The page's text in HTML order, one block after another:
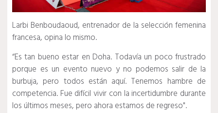
Larbi Benboudaoud, entrenador de la selección femenina
francesa, opina lo mismo.
“Es tan bueno estar en Doha. Todavía un poco frustrado
porque es un evento nuevo y no podemos salir de la
burbuja, pero todos están aquí. Tenemos hambre de
competencia. Fue difícil vivir con la incertidumbre durante
los últimos meses, pero ahora estamos de regreso".